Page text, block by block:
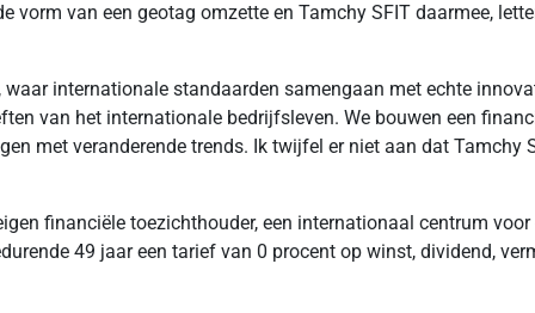
van een geotag omzette en Tamchy SFIT daarmee,
internationale standaarden samengaan met echte
van het internationale bedrijfsleven. We bouwen een
met veranderende trends. Ik twijfel er niet aan dat Tamchy
financiële toezichthouder, een internationaal centrum
49 jaar een tarief van 0 procent op winst, dividend,